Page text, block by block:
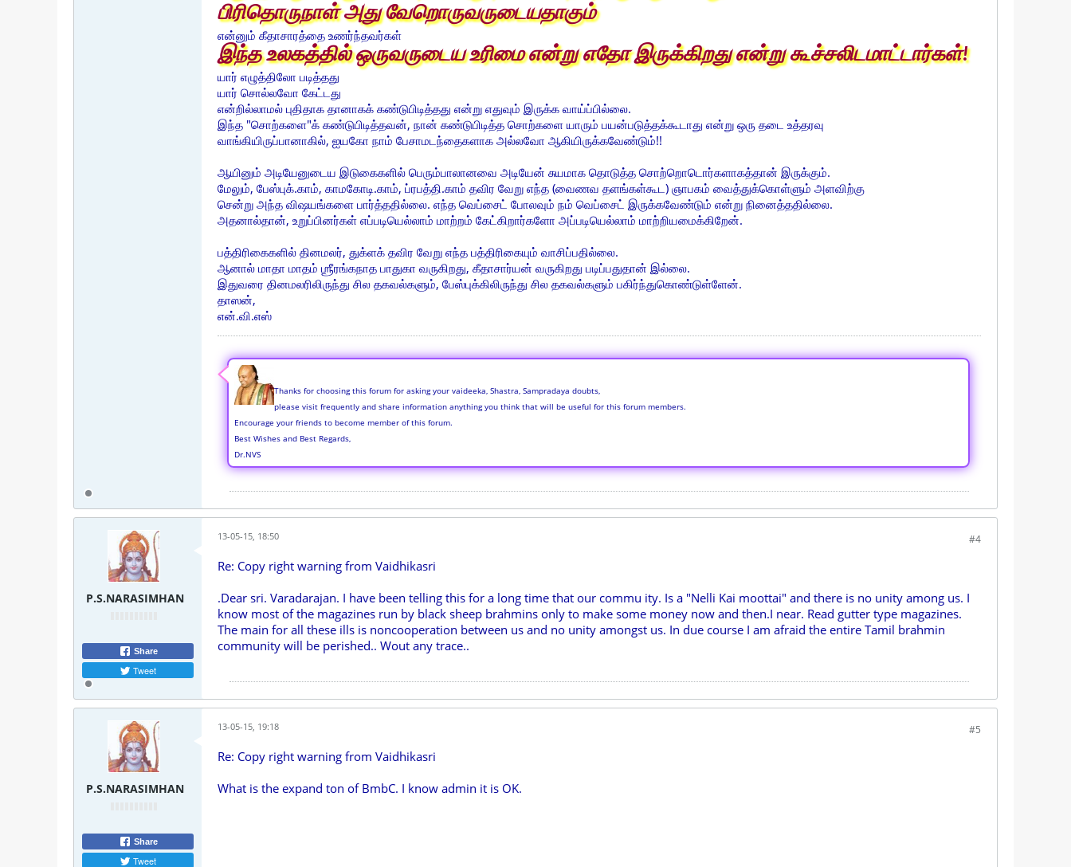
பிரிதொருநாள் அது வேறொருவருடையதாகும்
என்னும் கீதாசாரத்தை உணர்ந்தவர்கள்
இந்த உலகத்தில் ஒருவருடைய உரிமை என்று எதோ இருக்கிறது என்று கூச்சலிடமாட்டார்கள்!
யார் எழுத்திலோ படித்தது
யார் சொல்லவோ கேட்டது
என்றில்லாமல் புதிதாக தானாகக் கண்டுபிடித்தது என்று எதுவும் இருக்க வாய்ப்பில்லை.
இந்த "சொற்களை"க் கண்டுபிடித்தவன், நான் கண்டுபிடித்த சொற்களை யாரும் பயன்படுத்தக்கூடாது என்று ஒரு தடை உத்தரவு
வாங்கியிருப்பானாகில், ஐயகோ நாம் பேசாமடந்தைகளாக அல்லவோ ஆகியிருக்கவேண்டும்!!
ஆயினும் அடியேனுடைய இடுகைகளில் பெரும்பாலானவை அடியேன் சுயமாக தொடுத்த சொற்றொடொர்களாகத்தான் இருக்கும்.
மேலும், பேஸ்புக்.காம், காமகோடி.காம், ப்ரபத்தி.காம் தவிர வேறு எந்த (வைணவ தளங்கள்கூட) ஞாபகம் வைத்துக்கொள்ளும் அளவிற்கு
சென்று அந்த விஷயங்களை பார்த்ததில்லை. எந்த வெப்சைட் போலவும் நம் வெப்சைட் இருக்கவேண்டும் என்று நினைத்ததில்லை.
அதனால்தான், உறுப்பினர்கள் எப்படியெல்லாம் மாற்றம் கேட்கிறார்களோ அப்படியெல்லாம் மாற்றியமைக்கிறேன்.
பத்திரிகைகளில் தினமலர், துக்ளக் தவிர வேறு எந்த பத்திரிகையும் வாசிப்பதில்லை.
ஆனால் மாதா மாதம் ஶ்ரீரங்கநாத பாதுகா வருகிறது, கீதாசார்யன் வருகிறது படிப்பதுதான் இல்லை.
இதுவரை தினமலரிலிருந்து சில தகவல்களும், பேஸ்புக்கிலிருந்து சில தகவல்களும் பகிர்ந்துகொண்டுள்ளேன்.
தாஸன்,
என்.வி.எஸ்
Thanks for choosing this forum for asking your vaideeka, Shastra, Sampradaya doubts,
please visit frequently and share information anything you think that will be useful for this forum members.
Encourage your friends to become member of this forum.
Best Wishes and Best Regards,
Dr.NVS
P.S.NARASIMHAN
Share
Tweet
#4
13-05-15, 18:50
Re: Copy right warning from Vaidhikasri
.Dear sri. Varadarajan. I have been telling this for a long time that our commu ity. Is a "Nelli Kai moottai" and there is no unity among us. I
know most of the magazines run by black sheep brahmins only to make some money now and then.I near. Read gutter type magazines.
The main for all these ills is noncooperation between us and no unity amongst us. In due course I am afraid the entire Tamil brahmin
community will be perished.. Wout any trace..
P.S.NARASIMHAN
Share
Tweet
#5
13-05-15, 19:18
Re: Copy right warning from Vaidhikasri
What is the expand ton of BmbC. I know admin it is OK.